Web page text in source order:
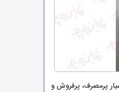
پرمصرف، پرفروش و